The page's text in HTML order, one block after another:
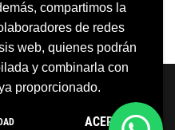
compartimos la
de redes
web, quienes podrán
y combinarla con
proporcionado.
ACEPTO
a WordPress